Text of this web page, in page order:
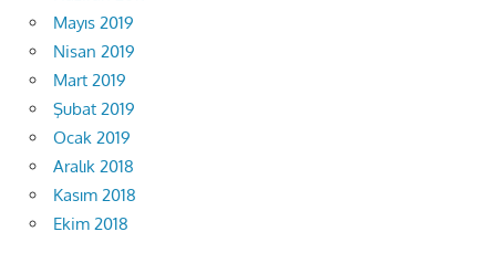
Mayıs 2019
Nisan 2019
Mart 2019
Şubat 2019
Ocak 2019
Aralık 2018
Kasım 2018
Ekim 2018